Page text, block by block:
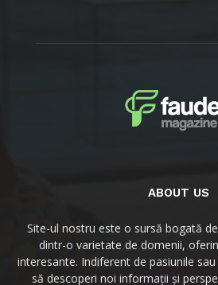
ABOUT US
Site-ul nostru este o sursă bogată
dintr-o varietate de domenii,
interesante. Indiferent de pasiunile
să descoperi noi informații și